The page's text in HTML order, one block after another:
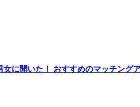
女に聞いた！ おすすめのマッチング